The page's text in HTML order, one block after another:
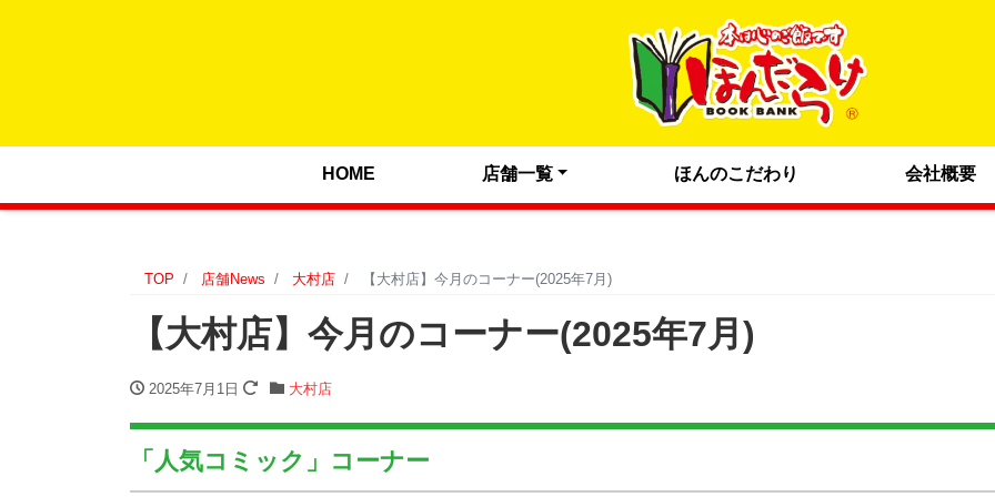
HOME 店舗一覧 ほんのこだわり 会社概要
TOP 店舗News 大村店 【大村店】今月のコーナー(2025年7月)
【大村店】今月のコーナー(2025年7月)
2025年7月1日 大村店
「人気コミック」コーナー